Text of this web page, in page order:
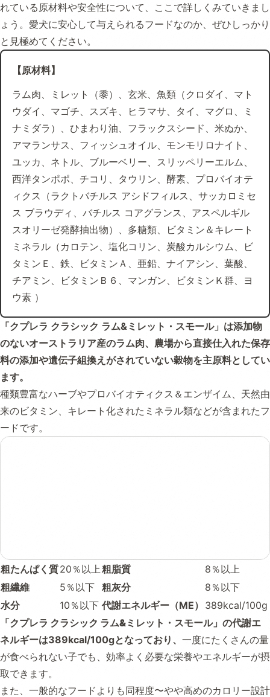
れている原材料や安全性について、ここで詳しくみていきまし
ょう。愛犬に安心して与えられるフードなのか、ぜひしっかり
と見極めてください。
【原材料】
ラム肉、ミレット（黍）、玄米、魚類（クロダイ、マト
ウダイ、マゴチ、スズキ、ヒラマサ、タイ、マグロ、ミ
ナミダラ）、ひまわり油、フラックスシード、米ぬか、
アマランサス、フィッシュオイル、モンモリロナイト、
ユッカ、ネトル、ブルーベリー、スリッペリーエルム、
西洋タンポポ、チコリ、タウリン、酵素、プロバイオテ
ィクス（ラクトバチルス アシドフィルス、サッカロミセ
ス ブラウディ、バチルス コアグランス、アスペルギル
スオリーゼ発酵抽出物）、多糖類、ビタミン＆キレート
ミネラル（カロテン、塩化コリン、炭酸カルシウム、ビ
タミンＥ、鉄、ビタミンＡ、亜鉛、ナイアシン、葉酸、
チアミン、ビタミンＢ６、マンガン、ビタミンＫ群、ヨ
ウ素 ）
「クプレラ クラシック ラム&ミレット・スモール」は添加物
のないオーストラリア産のラム肉、農場から直接仕入れた保存
料の添加や遺伝子組換えがされていない穀物を主原料としてい
ます。
種類豊富なハーブやプロバイオティクス＆エンザイム、天然由
来のビタミン、キレート化されたミネラル類などが含まれたフ
ードです。
粗たんぱく質20％以上粗脂質
8％以上
粗繊維
5％以下 粗灰分
8％以下
水分
10％以下 代謝エネルギー（ME） 389kcal/100g
「クプレラ クラシック ラム&ミレット・スモール」の代謝エ
ネルギーは389kcal/100gとなっており、 一度にたくさんの量
が食べられない子でも、効率よく必要な栄養やエネルギーが摂
取できます。
また、一般的なフードよりも同程度〜やや高めのカロリー設計